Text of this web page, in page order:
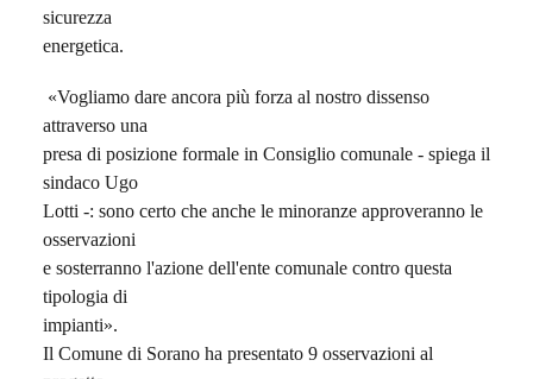
sicurezza
energetica.
«Vogliamo dare ancora più forza al nostro dissenso
attraverso una
presa di posizione formale in Consiglio comunale - spiega il
sindaco Ugo
Lotti -: sono certo che anche le minoranze approveranno le
osservazioni
e sosterranno l'azione dell'ente comunale contro questa
tipologia di
impianti».
Il Comune di Sorano ha presentato 9 osservazioni al